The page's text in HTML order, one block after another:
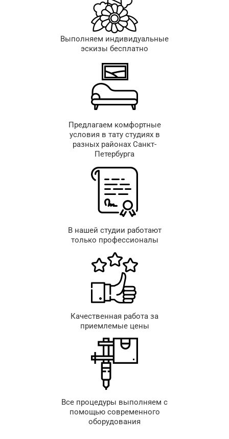
Выполняем индивидуальные
эскизы бесплатно
Предлагаем комфортные
условия в тату студиях в
разных районах Санкт-
Петербурга
В нашей студии работают
только профессионалы
Качественная работа за
приемлемые цены
Все процедуры выполняем с
помощью современного
оборудования